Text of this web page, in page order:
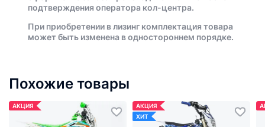
подтверждения оператора кол-центра.
При приобретении в лизинг комплектация товара
может быть изменена в одностороннем порядке.
Похожие товары
АКЦИЯ
АКЦИЯ
ХИТ